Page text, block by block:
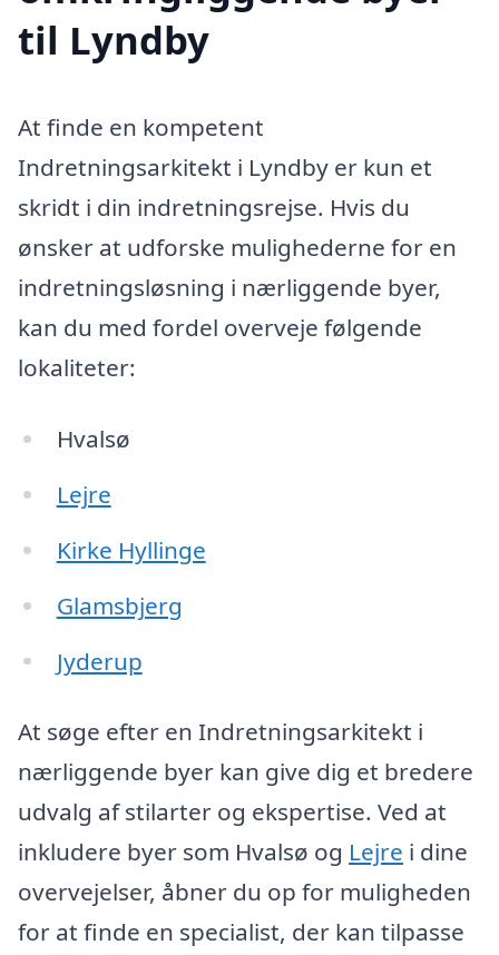
til Lyndby
At finde en kompetent
Indretningsarkitekt i Lyndby er kun et
skridt i din indretningsrejse. Hvis du
ønsker at udforske mulighederne for en
indretningsløsning i nærliggende byer,
kan du med fordel overveje følgende
lokaliteter:
Hvalsø
Lejre
Kirke Hyllinge
Glamsbjerg
Jyderup
At søge efter en Indretningsarkitekt i
nærliggende byer kan give dig et bredere
udvalg af stilarter og ekspertise. Ved at
inkludere byer som Hvalsø og Lejre i dine
overvejelser, åbner du op for muligheden
for at finde en specialist, der kan tilpasse